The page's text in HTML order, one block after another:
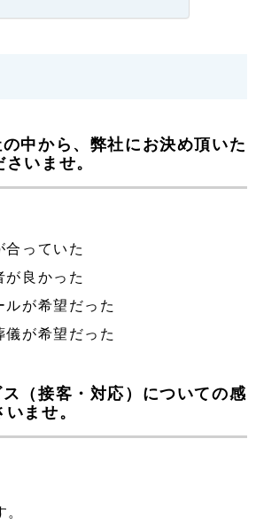
中から、弊社にお決め頂いた
いませ。
っていた
良かった
が希望だった
が希望だった
（接客・対応）についての感
ませ。